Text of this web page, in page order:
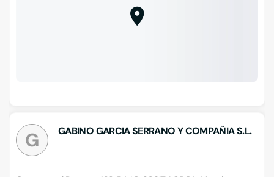
G GABINO GARCIA SERRANO Y COMPAÑIA S.L.